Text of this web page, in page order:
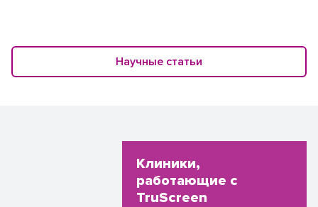
Научные статьи
Клиники,
работающие с
TruScreen